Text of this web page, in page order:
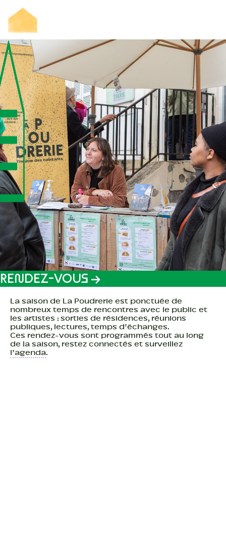
LA POUDRERIE
LA SAISON
FABRIQUER ENSEMBLE
LES RENCONTRES –
BIENNALE DE LA CRÉATION
PARTICIPATIVE
RESSOURCES
PRESSE ET PROS
PRATIQUE
RECHERCHE
RENDEZ-VOUS →
La saison de La Poudrerie est ponctuée de
nombreux temps de rencontres avec le public et
les artistes : sorties de résidences, réunions
publiques, lectures, temps d’échanges.
Ces rendez-vous sont programmés tout au long
de la saison, restez connectés et surveillez
l’agenda.